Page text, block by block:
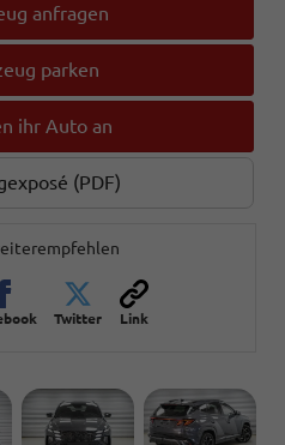
anfragen
parken
ihr Auto an
(PDF)
Twitter Link